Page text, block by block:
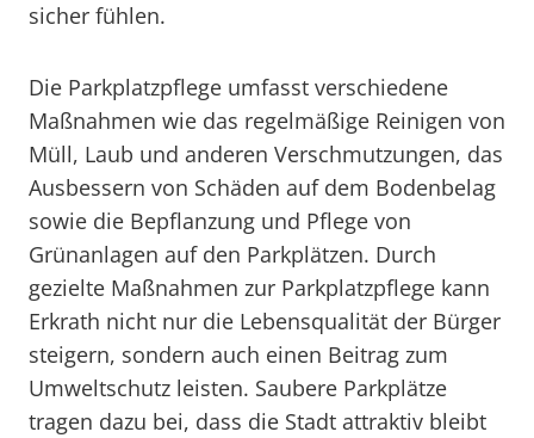
sicher fühlen.
Die Parkplatzpflege umfasst verschiedene
Maßnahmen wie das regelmäßige Reinigen von
Müll, Laub und anderen Verschmutzungen, das
Ausbessern von Schäden auf dem Bodenbelag
sowie die Bepflanzung und Pflege von
Grünanlagen auf den Parkplätzen. Durch
gezielte Maßnahmen zur Parkplatzpflege kann
Erkrath nicht nur die Lebensqualität der Bürger
steigern, sondern auch einen Beitrag zum
Umweltschutz leisten. Saubere Parkplätze
tragen dazu bei, dass die Stadt attraktiv bleibt